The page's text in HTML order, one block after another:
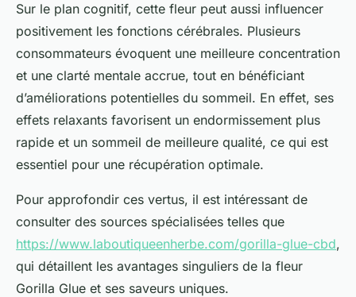
Sur le plan cognitif, cette fleur peut aussi influencer
positivement les fonctions cérébrales. Plusieurs
consommateurs évoquent une meilleure concentration
et une clarté mentale accrue, tout en bénéficiant
d’améliorations potentielles du sommeil. En effet, ses
effets relaxants favorisent un endormissement plus
rapide et un sommeil de meilleure qualité, ce qui est
essentiel pour une récupération optimale.
Pour approfondir ces vertus, il est intéressant de
consulter des sources spécialisées telles que
https://www.laboutiqueenherbe.com/gorilla-glue-cbd,
qui détaillent les avantages singuliers de la fleur
Gorilla Glue et ses saveurs uniques.